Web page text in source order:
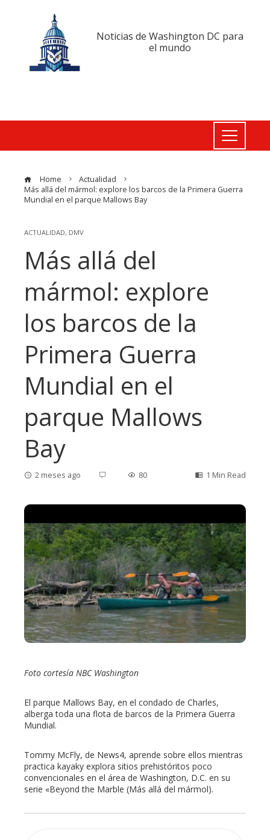
Noticias de Washington DC para
el mundo
Home
Actualidad
Más allá del mármol: explore los barcos de la Primera Guerra
Mundial en el parque Mallows Bay
ACTUALIDAD, DMV
Más allá del
mármol: explore
los barcos de la
Primera Guerra
Mundial en el
parque Mallows
Bay
2 meses ago 80 1 Min Read
Foto cortesía NBC Washington
El parque Mallows Bay, en el condado de Charles,
alberga toda una flota de barcos de la Primera Guerra
Mundial.
Tommy McFly, de News4, aprende sobre ellos mientras
practica kayaky explora sitios prehistóritos poco
convencionales en el área de Washington, D.C. en su
serie «Beyond the Marble (Más allá del mármol).